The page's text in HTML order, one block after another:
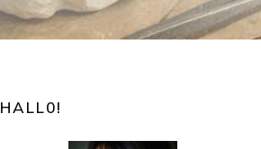
HALL0!